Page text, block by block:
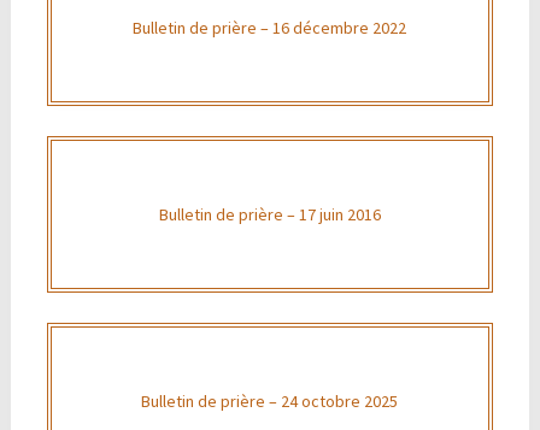
Bulletin de prière – 16 décembre 2022
Bulletin de prière – 17 juin 2016
Bulletin de prière – 24 octobre 2025